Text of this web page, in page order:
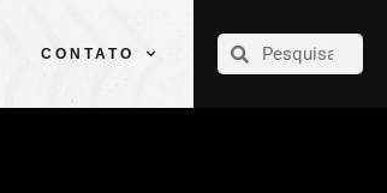
CONTATO